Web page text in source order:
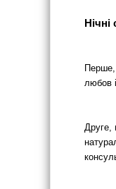
Перше,
любов
Друге,